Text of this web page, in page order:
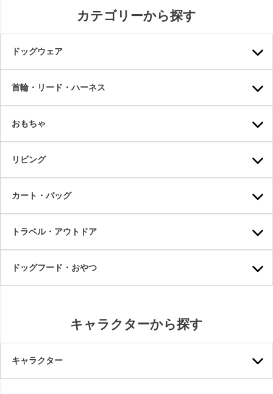
カテゴリーから探す
ドッグウェア
首輪・リード・ハーネス
おもちゃ
リビング
カート・バッグ
トラベル・アウトドア
ドッグフード・おやつ
キャラクターから探す
キャラクター